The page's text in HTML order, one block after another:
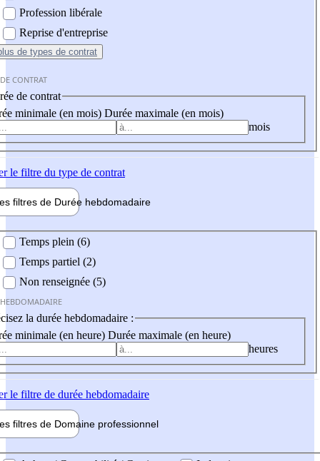
Profession libérale
Reprise d'entreprise
de types de contrat
CONTRAT
de contrat
minimale (en mois) Durée maximale (en mois)
mois
le filtre du type de contrat
filtres de Durée hebdomadaire
Temps plein (6)
Temps partiel (2)
Non renseignée (5)
la durée hebdomadaire :
minimale (en heure) Durée maximale (en heure)
heures
le filtre de durée hebdomadaire
filtres de Domaine professionnel